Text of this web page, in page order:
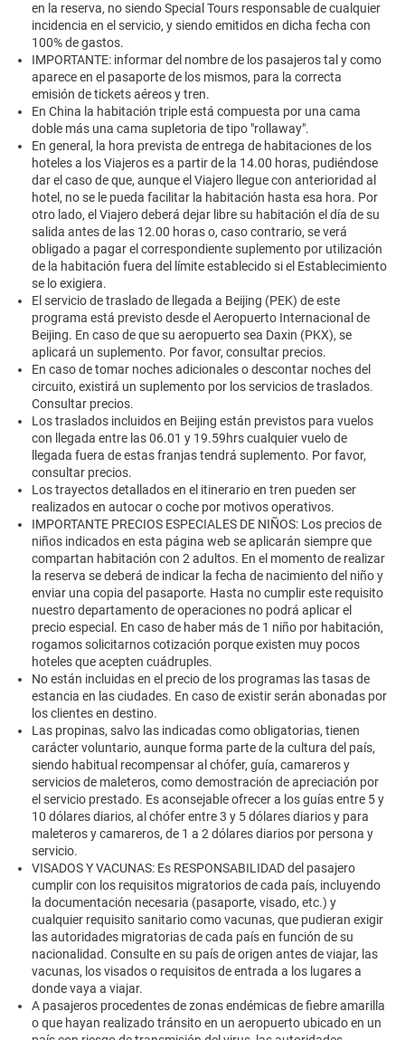
en la reserva, no siendo Special Tours responsable de cualquier
incidencia en el servicio, y siendo emitidos en dicha fecha con
100% de gastos.
IMPORTANTE: informar del nombre de los pasajeros tal y como
aparece en el pasaporte de los mismos, para la correcta
emisión de tickets aéreos y tren.
En China la habitación triple está compuesta por una cama
doble más una cama supletoria de tipo "rollaway".
En general, la hora prevista de entrega de habitaciones de los
hoteles a los Viajeros es a partir de la 14.00 horas, pudiéndose
dar el caso de que, aunque el Viajero llegue con anterioridad al
hotel, no se le pueda facilitar la habitación hasta esa hora. Por
otro lado, el Viajero deberá dejar libre su habitación el día de su
salida antes de las 12.00 horas o, caso contrario, se verá
obligado a pagar el correspondiente suplemento por utilización
de la habitación fuera del límite establecido si el Establecimiento
se lo exigiera.
El servicio de traslado de llegada a Beijing (PEK) de este
programa está previsto desde el Aeropuerto Internacional de
Beijing. En caso de que su aeropuerto sea Daxin (PKX), se
aplicará un suplemento. Por favor, consultar precios.
En caso de tomar noches adicionales o descontar noches del
circuito, existirá un suplemento por los servicios de traslados.
Consultar precios.
Los traslados incluidos en Beijing están previstos para vuelos
con llegada entre las 06.01 y 19.59hrs cualquier vuelo de
llegada fuera de estas franjas tendrá suplemento. Por favor,
consultar precios.
Los trayectos detallados en el itinerario en tren pueden ser
realizados en autocar o coche por motivos operativos.
IMPORTANTE PRECIOS ESPECIALES DE NIÑOS: Los precios de
niños indicados en esta página web se aplicarán siempre que
compartan habitación con 2 adultos. En el momento de realizar
la reserva se deberá de indicar la fecha de nacimiento del niño y
enviar una copia del pasaporte. Hasta no cumplir este requisito
nuestro departamento de operaciones no podrá aplicar el
precio especial. En caso de haber más de 1 niño por habitación,
rogamos solicitarnos cotización porque existen muy pocos
hoteles que acepten cuádruples.
No están incluidas en el precio de los programas las tasas de
estancia en las ciudades. En caso de existir serán abonadas por
los clientes en destino.
Las propinas, salvo las indicadas como obligatorias, tienen
carácter voluntario, aunque forma parte de la cultura del país,
siendo habitual recompensar al chófer, guía, camareros y
servicios de maleteros, como demostración de apreciación por
el servicio prestado. Es aconsejable ofrecer a los guías entre 5 y
10 dólares diarios, al chófer entre 3 y 5 dólares diarios y para
maleteros y camareros, de 1 a 2 dólares diarios por persona y
servicio.
VISADOS Y VACUNAS: Es RESPONSABILIDAD del pasajero
cumplir con los requisitos migratorios de cada país, incluyendo
la documentación necesaria (pasaporte, visado, etc.) y
cualquier requisito sanitario como vacunas, que pudieran exigir
las autoridades migratorias de cada país en función de su
nacionalidad. Consulte en su país de origen antes de viajar, las
vacunas, los visados o requisitos de entrada a los lugares a
donde vaya a viajar.
A pasajeros procedentes de zonas endémicas de fiebre amarilla
o que hayan realizado tránsito en un aeropuerto ubicado en un